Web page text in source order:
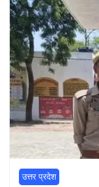
उत्तर प्रदेश